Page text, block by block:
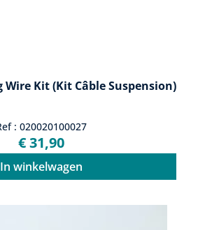
Wire Kit (kit Câble Suspension)
: 020020100027
€ 31,90
In winkelwagen